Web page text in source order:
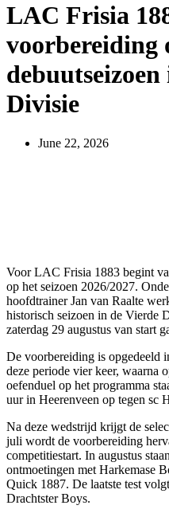
LAC Frisia
voorbereiding
Divisie
June 22, 2026
Voor LAC Frisia 1883 begint
op het seizoen 2026/2027.
hoofdtrainer Jan van Raalte
historisch seizoen in de Vierde
zaterdag 29 augustus van start
De voorbereiding is opgedeeld
deze periode vier keer, waarna
oefenduel op het programma
uur in Heerenveen op tegen sc
Na deze wedstrijd krijgt de
juli wordt de voorbereiding
competitiestart. In augustus
ontmoetingen met Harkemase
Quick 1887. De laatste test
Drachtster Boys.